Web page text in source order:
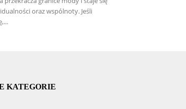
oraz wspólnoty. Jeśli
KATEGORIE